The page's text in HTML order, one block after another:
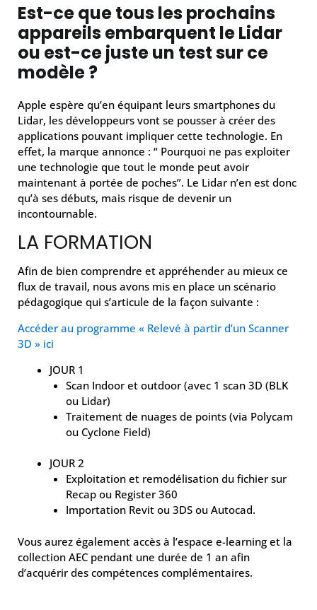
Est-ce que tous les prochains
appareils embarquent le Lidar
ou est-ce juste un test sur ce
modèle ?
Apple espère qu’en équipant leurs smartphones du
Lidar, les développeurs vont se pousser à créer des
applications pouvant impliquer cette technologie. En
effet, la marque annonce : “ Pourquoi ne pas exploiter
une technologie que tout le monde peut avoir
maintenant à portée de poches”. Le Lidar n’en est donc
qu’à ses débuts, mais risque de devenir un
incontournable.
LA FORMATION
Afin de bien comprendre et appréhender au mieux ce
flux de travail, nous avons mis en place un scénario
pédagogique qui s’articule de la façon suivante :
Accéder au programme « Relevé à partir d’un Scanner
3D » ici
JOUR 1
Scan Indoor et outdoor (avec 1 scan 3D (BLK
ou Lidar)
Traitement de nuages de points (via Polycam
ou Cyclone Field)
JOUR 2
Exploitation et remodélisation du fichier sur
Recap ou Register 360
Importation Revit ou 3DS ou Autocad.
Vous aurez également accès à l’espace e-learning et la
collection AEC pendant une durée de 1 an afin
d’acquérir des compétences complémentaires.